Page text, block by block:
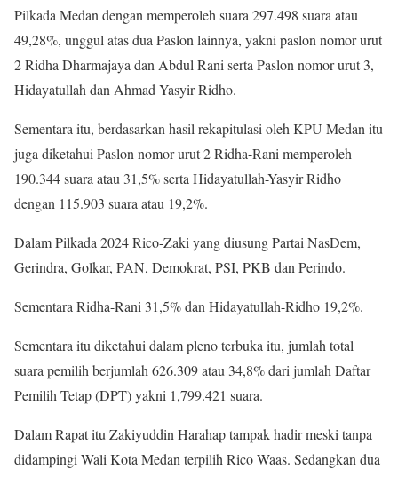
Pilkada Medan dengan memperoleh suara 297.498 suara atau
49,28%, unggul atas dua Paslon lainnya, yakni paslon nomor urut
2 Ridha Dharmajaya dan Abdul Rani serta Paslon nomor urut 3,
Hidayatullah dan Ahmad Yasyir Ridho.
Sementara itu, berdasarkan hasil rekapitulasi oleh KPU Medan itu
juga diketahui Paslon nomor urut 2 Ridha-Rani memperoleh
190.344 suara atau 31,5% serta Hidayatullah-Yasyir Ridho
dengan 115.903 suara atau 19,2%.
Dalam Pilkada 2024 Rico-Zaki yang diusung Partai NasDem,
Gerindra, Golkar, PAN, Demokrat, PSI, PKB dan Perindo.
Sementara Ridha-Rani 31,5% dan Hidayatullah-Ridho 19,2%.
Sementara itu diketahui dalam pleno terbuka itu, jumlah total
suara pemilih berjumlah 626.309 atau 34,8% dari jumlah Daftar
Pemilih Tetap (DPT) yakni 1,799.421 suara.
Dalam Rapat itu Zakiyuddin Harahap tampak hadir meski tanpa
didampingi Wali Kota Medan terpilih Rico Waas. Sedangkan dua